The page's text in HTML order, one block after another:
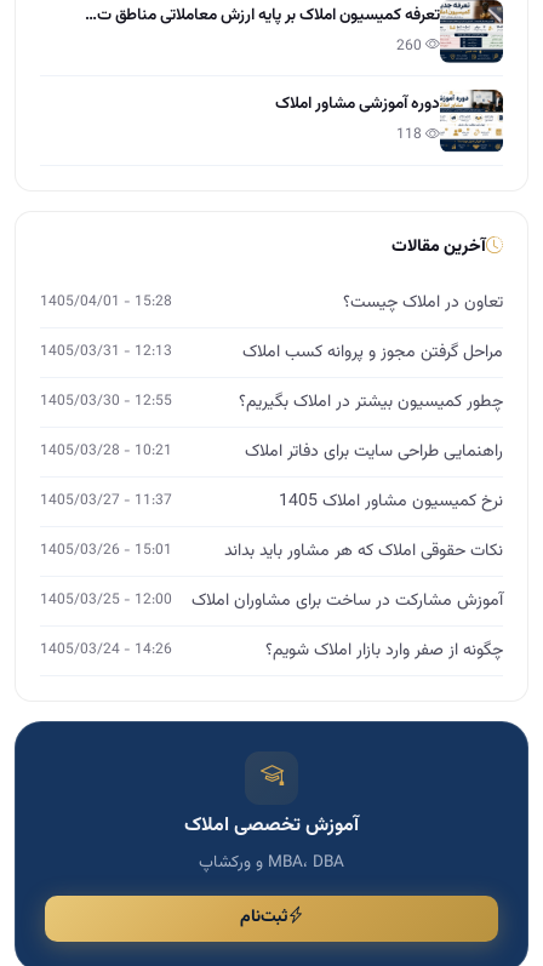
تعرفه کمیسیون املاک بر پایه ارزش معاملاتی مناطق ت…
دوره آموزشی مشاور املاک
آخرین مقالات
تعاون در املاک چیست؟ 15:28 - 1405/04/01
مراحل گرفتن مجوز و پروانه کسب املاک 12:13 - 1405/03/31
چطور کمیسیون بیشتر در املاک بگیریم؟ 12:55 - 1405/03/30
راهنمایی طراحی سایت برای دفاتر املاک 10:21 - 1405/03/28
نرخ کمیسیون مشاور املاک 1405 11:37 - 1405/03/27
نکات حقوقی املاک که هر مشاور باید بداند 15:01 - 1405/03/26
آموزش مشارکت در ساخت برای مشاوران املاک 12:00 - 1405/03/25
چگونه از صفر وارد بازار املاک شویم؟ 14:26 - 1405/03/24
آموزش تخصصی املاک
MBA، DBA و ورکشاپ
ثبت‌نام